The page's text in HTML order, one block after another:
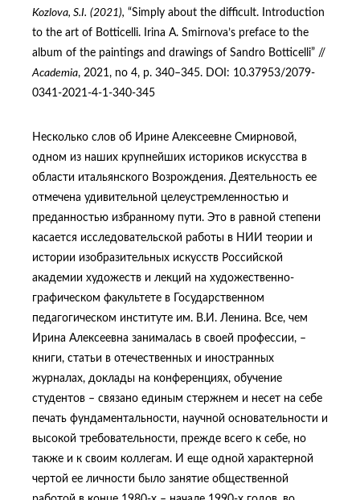
Kozlova, S.I. (2021), “Simply about the difficult. Introduction
to the art of Botticelli. Irina A. Smirnova’s preface to the
album of the paintings and drawings of Sandro Botticelli” //
Academia, 2021, no 4, p. 340–345. DOI: 10.37953/2079-
0341-2021-4-1-340‑345
Несколько слов об Ирине Алексеевне Смирновой,
одном из наших крупнейших историков искусства в
области итальянского Возрождения. Деятельность ее
отмечена удивительной целеустремленностью и
преданностью избранному пути. Это в равной степени
касается исследовательской работы в НИИ теории и
истории изобразительных искусств Российской
академии художеств и лекций на художественно-
графическом факультете в Государственном
педагогическом институте им. В.И. Ленина. Все, чем
Ирина Алексеевна занималась в своей профессии, –
книги, статьи в отечественных и иностранных
журналах, доклады на конференциях, обучение
студентов – связано единым стержнем и несет на себе
печать фундаментальности, научной основательности и
высокой требовательности, прежде всего к себе, но
также и к своим коллегам. И еще одной характерной
чертой ее личности было занятие общественной